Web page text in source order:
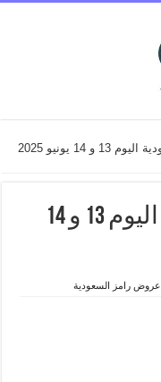
عروض رامز السعودية اليوم 13 و 14 يونيو 2025
عروض رامز السعودية اليوم 13 و 14
عروض رامز السعودية